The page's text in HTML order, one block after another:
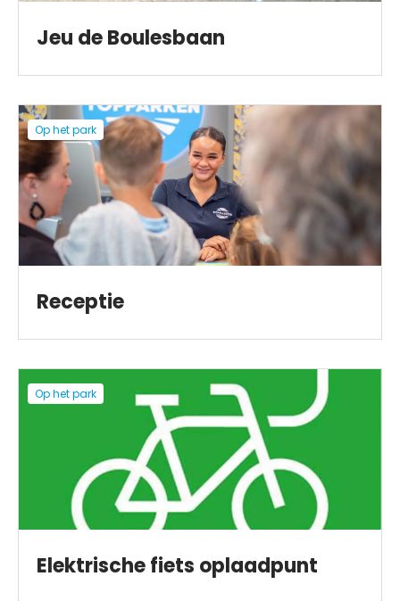
Jeu de Boulesbaan
Op het park
Receptie
Op het park
Elektrische fiets oplaadpunt